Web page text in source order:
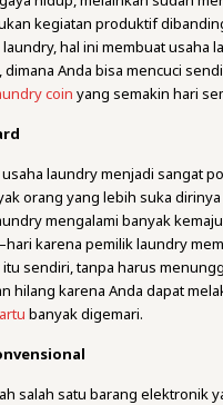
kegiatan produktif
hal ini membuat usaha
Anda bisa mencuci
coin yang semakin hari
usaha laundry menjadi sangat
orang yang lebih suka
mengalami banyak
karena pemilik laundry
sendiri, tanpa harus
hilang karena Anda dapat
banyak digemari.
salah satu barang elektronik